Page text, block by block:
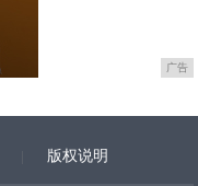
广告
版权说明